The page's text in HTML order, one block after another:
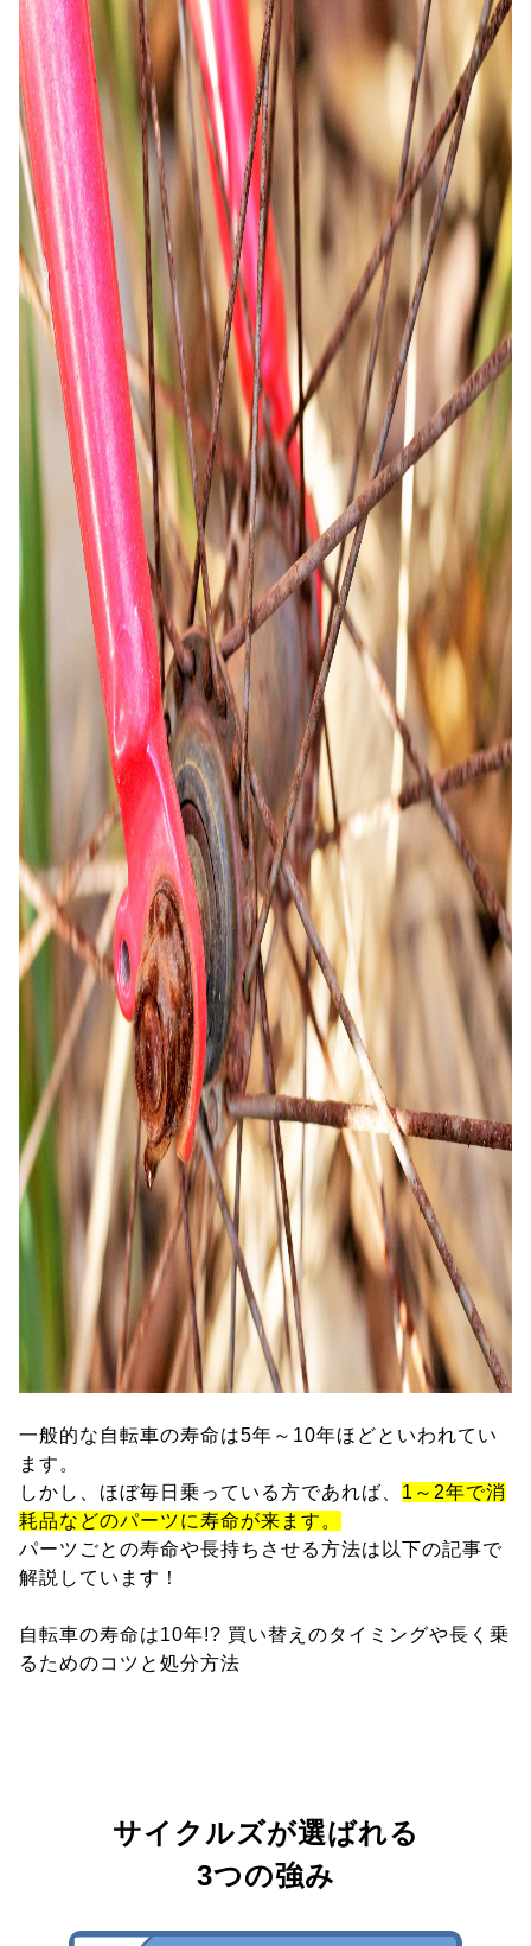
一般的な自転車の寿命は5年～10年ほどといわれてい
ます。
しかし、ほぼ毎日乗っている方であれば、 1～2年で消
耗品などのパーツに寿命が来ます。
パーツごとの寿命や長持ちさせる方法は以下の記事で
解説しています！
自転車の寿命は10年!? 買い替えのタイミングや長く乗
るためのコツと処分方法
サイクルズが選ばれる
3つの強み